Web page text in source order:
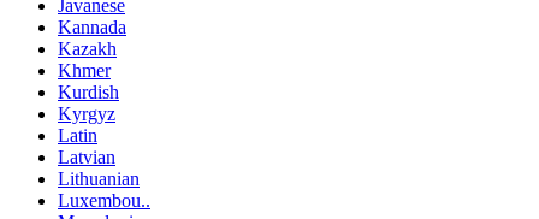
Javanese
Kannada
Kazakh
Khmer
Kurdish
Kyrgyz
Latin
Latvian
Lithuanian
Luxembou..